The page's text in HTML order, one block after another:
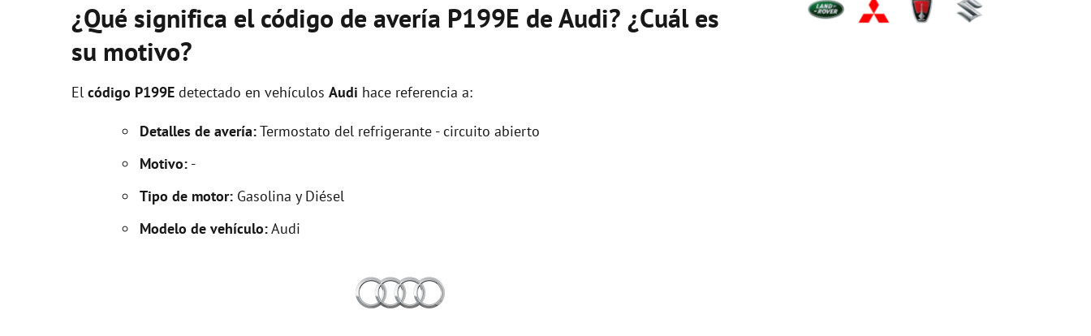
¿Qué significa el código de avería P199E de Audi? ¿Cuál es
su motivo?
El código P199E detectado en vehículos Audi hace referencia a:
Detalles de avería:Termostato del refrigerante - circuito abierto
Motivo: -
Tipo de motor: Gasolina y Diésel
Modelo de vehículo:Audi